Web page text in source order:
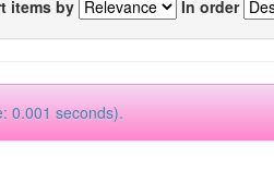
items by In order
0.001 seconds).